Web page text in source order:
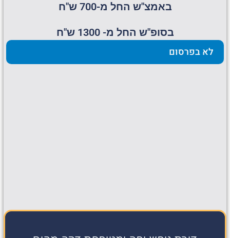
באמצ"ש החל מ-700 ש"ח
בסופ"ש החל מ- 1300 ש"ח
לא בפרסום